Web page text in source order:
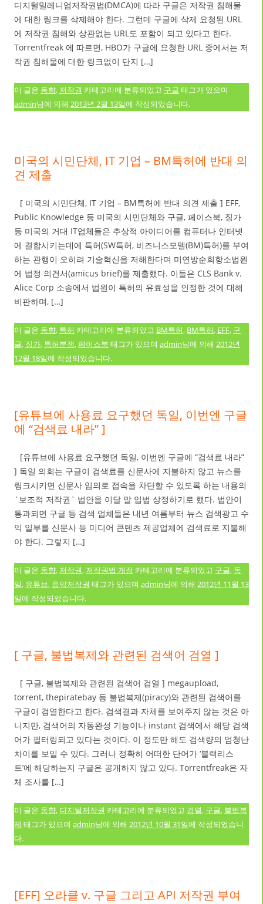
디지털밀레니엄저작권법(DMCA)에 따라 구글은 저작권 침해물
에 대한 링크를 삭제해야 한다. 그런데 구글에 삭제 요청된 URL
에 저작권 침해와 상관없는 URL도 포함이 되고 있다고 한다.
Torrentfreak 에 따르면, HBO가 구글에 요청한 URL 중에서는 저
작권 침해물에 대한 링크없이 단지 […]
이 글은 동향, 저작권 카테고리에 분류되었고 구글 태그가 있으며
admin님에 의해 2013년 2월 13일에 작성되었습니다.
미국의 시민단체, IT 기업 – BM특허에 반대 의
견 제출
[ 미국의 시민단체, IT 기업 – BM특허에 반대 의견 제출 ] EFF,
Public Knowledge 등 미국의 시민단체와 구글, 페이스북, 징가
등 미국의 거대 IT업체들은 추상적 아이디어를 컴퓨터나 인터넷
에 결합시키는데에 특허(SW특허, 비즈니스모델(BM)특허)를 부여
하는 관행이 오히려 기술혁신을 저해한다며 미연방순회항소법원
에 법정 의견서(amicus brief)를 제출했다. 이들은 CLS Bank v.
Alice Corp 소송에서 법원이 특허의 유효성을 인정한 것에 대해
비판하며, […]
이 글은 동향, 특허 카테고리에 분류되었고 BM특허, BM특허, EFF, 구
글, 징가, 특허분쟁,페이스북 태그가 있으며 admin님에 의해 2012년
12월 18일에 작성되었습니다.
[유튜브에 사용료 요구했던 독일, 이번엔 구글
에 “검색료 내라” ]
[유튜브에 사용료 요구했던 독일, 이번엔 구글에 “검색료 내라”
] 독일 의회는 구글이 검색료를 신문사에 지불하지 않고 뉴스를
링크시키면 신문사 임의로 접속을 차단할 수 있도록 하는 내용의
`보조적 저작권` 법안을 이달 말 입법 상정하기로 했다. 법안이
통과되면 구글 등 검색 업체들은 내년 여름부터 뉴스 검색광고 수
익 일부를 신문사 등 미디어 콘텐츠 제공업체에 검색료로 지불해
야 한다. 그렇지 […]
이 글은 동향, 저작권, 저작권법 개정 카테고리에 분류되었고 구글, 독
일, 유튜브, 음악저작권 태그가 있으며 admin님에 의해 2012년 11월 13
일에 작성되었습니다.
[ 구글, 불법복제와 관련된 검색어 검열 ]
[ 구글, 불법복제와 관련된 검색어 검열 ] megaupload,
torrent, thepiratebay 등 불법복제(piracy)와 관련된 검색어를
구글이 검열한다고 한다. 검색결과 자체를 보여주지 않는 것은 아
니지만, 검색어의 자동완성 기능이나 instant 검색에서 해당 검색
어가 필터링되고 있다는 것이다. 이 정도만 해도 검색량의 엄청난
차이를 보일 수 있다. 그러나 정확히 어떠한 단어가 ‘블랙리스
트’에 해당하는지 구글은 공개하지 않고 있다. Torrentfreak은 자
체 조사를 […]
이 글은 동향, 디지털저작권 카테고리에 분류되었고 검열, 구글, 불법복
제 태그가 있으며 admin님에 의해 2012년 10월 31일에 작성되었습니
다.
[EFF] 오라클 v. 구글 그리고 API 저작권 부여